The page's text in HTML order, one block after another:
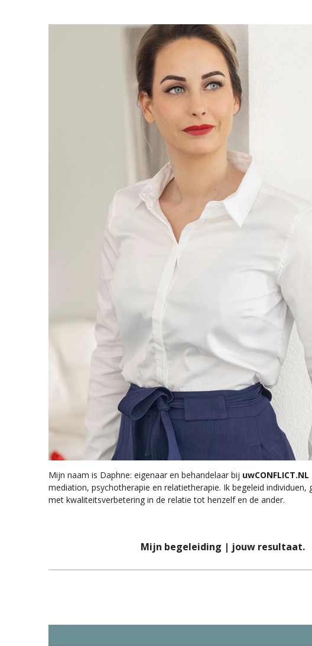
Mijn naam is Daphne: eigenaar en behandelaar bij uwCONFLICT.NL
mediation, psychotherapie en relatietherapie. Ik begeleid individuen,
met kwaliteitsverbetering in de relatie tot henzelf en de ander.
Mijn begeleiding | jouw resultaat.